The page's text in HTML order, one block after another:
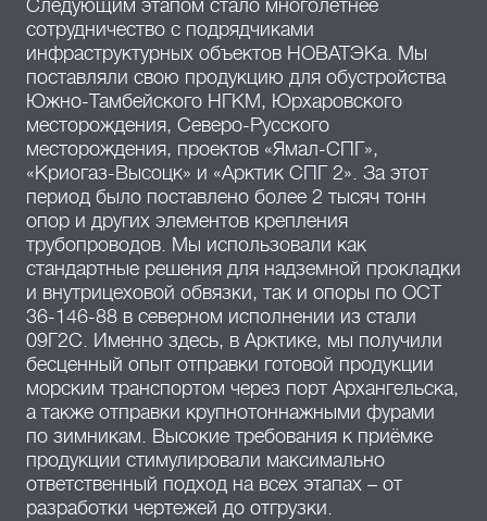
Следующим этапом стало многолетнее
сотрудничество с подрядчиками
инфраструктурных объектов НОВАТЭКа. Мы
поставляли свою продукцию для обустройства
Южно-Тамбейского НГКМ, Юрхаровского
месторождения, Северо-Русского
месторождения, проектов «Ямал-СПГ»,
«Криогаз-Высоцк» и «Арктик СПГ 2». За этот
период было поставлено более 2 тысяч тонн
опор и других элементов крепления
трубопроводов. Мы использовали как
стандартные решения для надземной прокладки
и внутрицеховой обвязки, так и опоры по ОСТ
36-146-88 в северном исполнении из стали
09Г2С. Именно здесь, в Арктике, мы получили
бесценный опыт отправки готовой продукции
морским транспортом через порт Архангельска,
а также отправки крупнотоннажными фурами
по зимникам. Высокие требования к приёмке
продукции стимулировали максимально
ответственный подход на всех этапах – от
разработки чертежей до отгрузки.